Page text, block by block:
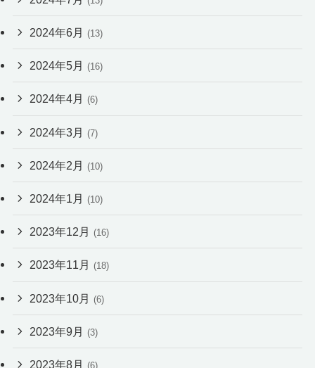
2024年6月 (13)
2024年5月 (16)
2024年4月 (6)
2024年3月 (7)
2024年2月 (10)
2024年1月 (10)
2023年12月 (16)
2023年11月 (18)
2023年10月 (6)
2023年9月 (3)
2023年8月 (6)